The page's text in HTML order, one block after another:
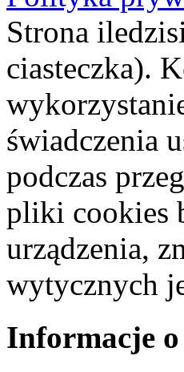
Strona
ciasteczka).
świadczenia
podczas
pliki cookies
urządzenia,
wytycznych
Informacje